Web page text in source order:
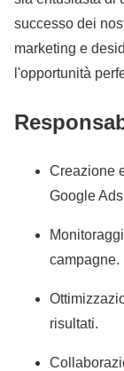
successo dei
marketing e
l'opportunità
Creazione
Google
campagne.
risultati.